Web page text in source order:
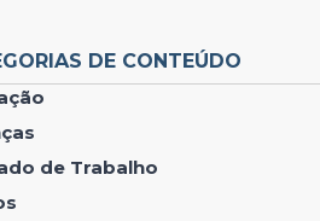
DE CONTEÚDO
de Trabalho